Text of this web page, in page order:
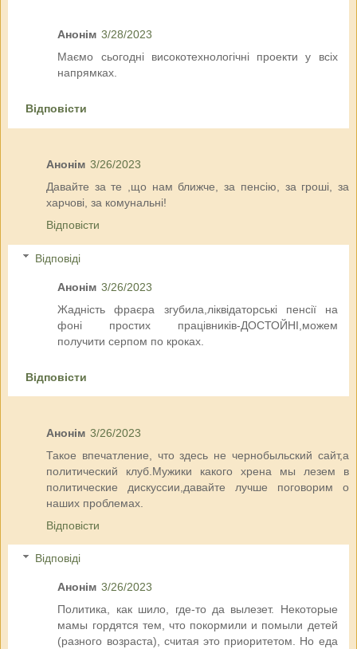
Анонім 3/28/2023
Маємо сьогодні високотехнологічні проекти у всіх
напрямках.
Відповісти
Анонім 3/26/2023
Давайте за те ,що нам ближче, за пенсію, за гроші, за
харчові, за комунальні!
Відповісти
Відповіді
Анонім 3/26/2023
Жадність фраєра згубила,ліквідаторські пенсії на
фоні простих працівників-ДОСТОЙНІ,можем
получити серпом по кроках.
Відповісти
Анонім 3/26/2023
Такое впечатление, что здесь не чернобыльский сайт,а
политический клуб.Мужики какого хрена мы лезем в
политические дискуссии,давайте лучше поговорим о
наших проблемах.
Відповісти
Відповіді
Анонім 3/26/2023
Политика, как шило, где-то да вылезет. Некоторые
мамы гордятся тем, что покормили и помыли детей
(разного возраста), считая это приоритетом. Но еда